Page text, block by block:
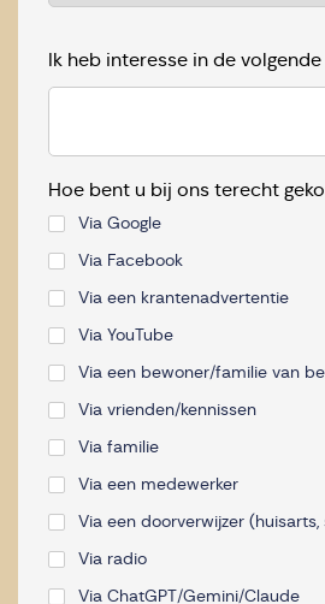
Ik heb interesse in de
Hoe bent u bij ons terecht
Via Google
Via Facebook
Via een krantenadvertentie
Via YouTube
Via een bewoner/familie van
Via vrienden/kennissen
Via familie
Via een medewerker
Via een doorverwijzer (huisarts,
Via radio
Via ChatGPT/Gemini/Claude